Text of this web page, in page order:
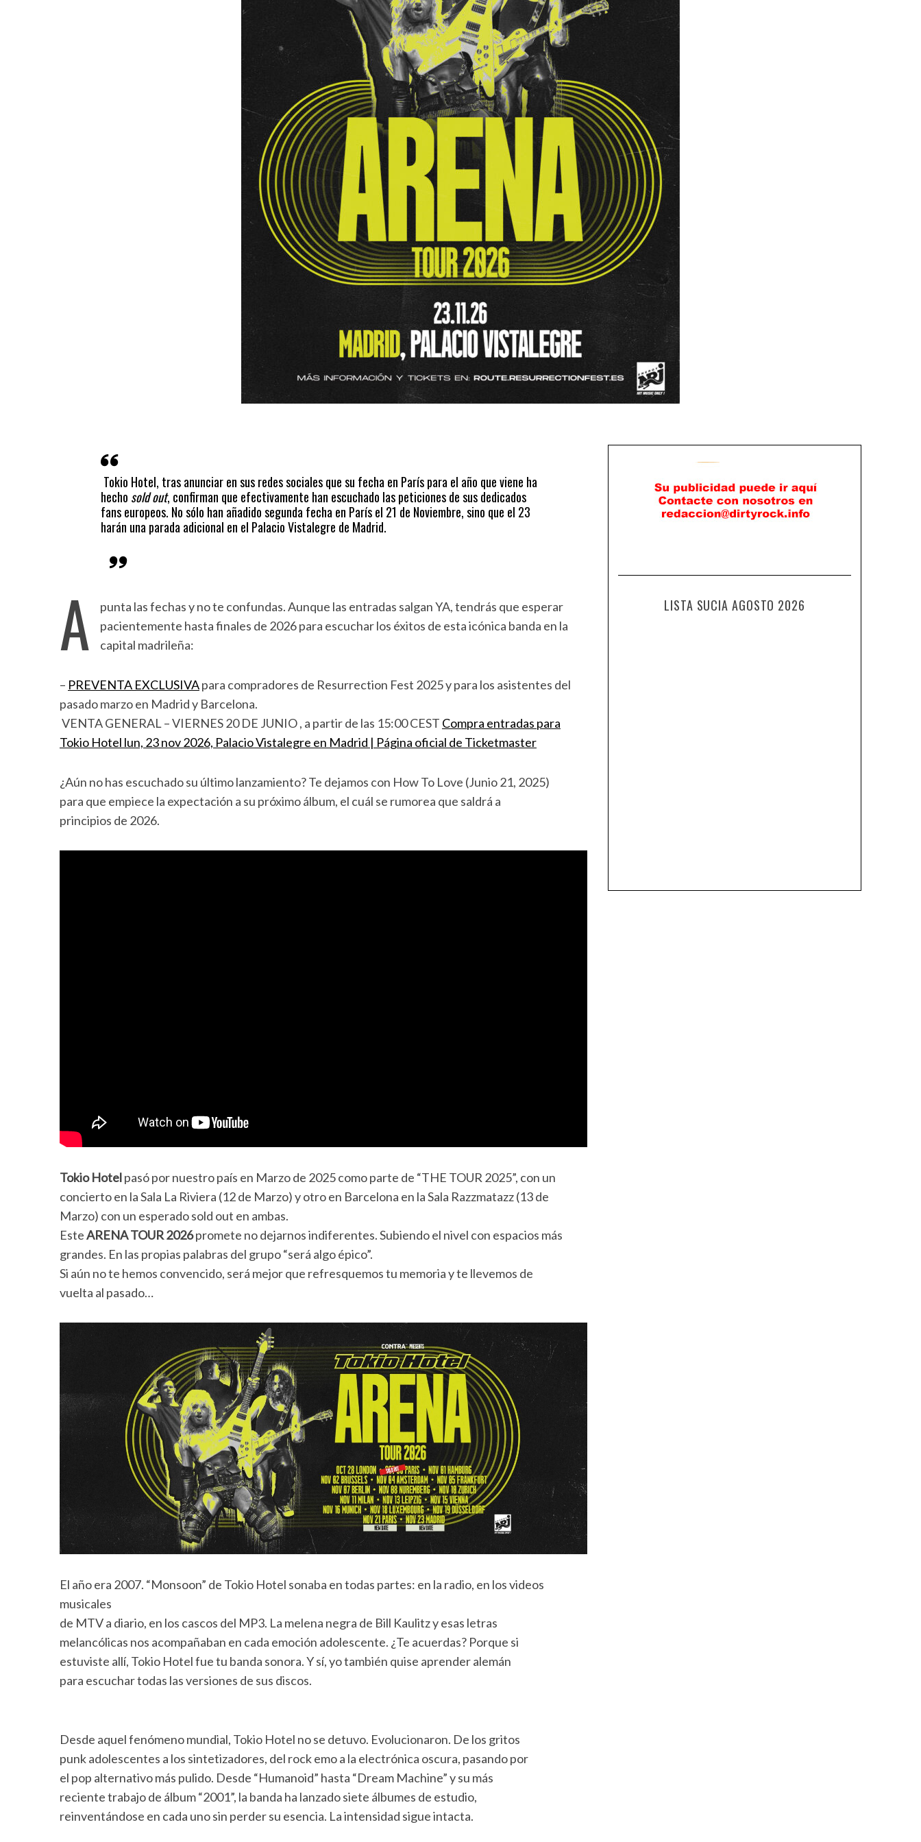
Tokio Hotel, tras anunciar en sus redes sociales que su fecha en París para el año que viene ha
hecho sold out, confirman que efectivamente han escuchado las peticiones de sus dedicados
fans europeos. No sólo han añadido segunda fecha en París el 21 de Noviembre, sino que el 23
harán una parada adicional en el Palacio Vistalegre de Madrid.
A
punta las fechas y no te confundas. Aunque las entradas salgan YA, tendrás que esperar
pacientemente hasta finales de 2026 para escuchar los éxitos de esta icónica banda en la
capital madrileña:
– PREVENTA EXCLUSIVApara compradores de Resurrection Fest 2025 y para los asistentes del
pasado marzo en Madrid y Barcelona.
VENTA GENERAL – VIERNES 20 DE JUNIO , a partir de las 15:00 CEST Compra entradas para
Tokio Hotel lun, 23 nov 2026, Palacio Vistalegre en Madrid | Página oficial de Ticketmaster
¿Aún no has escuchado su último lanzamiento? Te dejamos con How To Love (Junio 21, 2025)
para que empiece la expectación a su próximo álbum, el cuál se rumorea que saldrá a
principios de 2026.
Tokio Hotelpasó por nuestro país en Marzo de 2025 como parte de “THE TOUR 2025”, con un
concierto en la Sala La Riviera (12 de Marzo) y otro en Barcelona en la Sala Razzmatazz (13 de
Marzo) con un esperado sold out en ambas.
EsteARENA TOUR 2026promete no dejarnos indiferentes. Subiendo el nivel con espacios más
grandes. En las propias palabras del grupo “será algo épico”.
Si aún no te hemos convencido, será mejor que refresquemos tu memoria y te llevemos de
vuelta al pasado…
El año era 2007. “Monsoon” de Tokio Hotel sonaba en todas partes: en la radio, en los videos
musicales
de MTV a diario, en los cascos del MP3. La melena negra de Bill Kaulitz y esas letras
melancólicas nos acompañaban en cada emoción adolescente. ¿Te acuerdas? Porque si
estuviste allí, Tokio Hotel fue tu banda sonora. Y sí, yo también quise aprender alemán
para escuchar todas las versiones de sus discos.
Desde aquel fenómeno mundial, Tokio Hotel no se detuvo. Evolucionaron. De los gritos
punk adolescentes a los sintetizadores, del rock emo a la electrónica oscura, pasando por
el pop alternativo más pulido. Desde “Humanoid” hasta “Dream Machine” y su más
reciente trabajo de álbum “2001”, la banda ha lanzado siete álbumes de estudio,
reinventándose en cada uno sin perder su esencia. La intensidad sigue intacta.
LISTA SUCIA AGOSTO 2026